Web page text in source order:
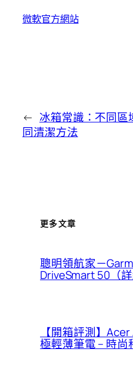
微軟官方網站
← 冰箱常識：不同區
同清潔方法
更多文章
聰明領航家－
DriveSmart 50（詳
【開箱評測】
極輕薄筆電 – 時尚